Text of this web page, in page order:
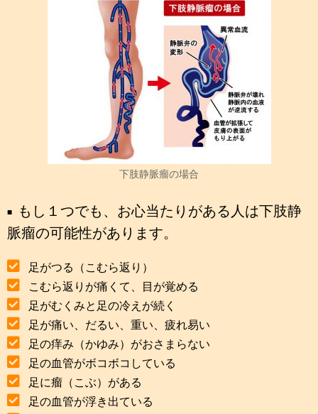
下肢静脈瘤の場合
もし１つでも、お心当たりがある人は下肢静
脈瘤の可能性があります。
足がつる（こむら返り）
こむら返りが痛くて、目が覚める
足がむくみと足の冷えが続く
足が痛い、だるい、重い、疲れ易い
足の痒み（かゆみ）がおさまらない
足の血管がボコボコしている
足に瘤（こぶ）がある
足の血管が浮き出ている